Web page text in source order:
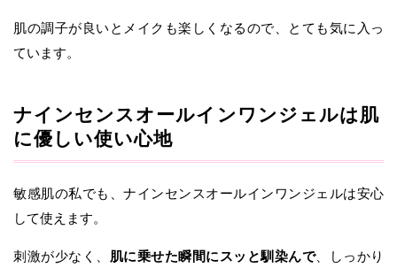
肌の調子が良いとメイクも楽しくなるので、とても気に入っ
ています。
ナインセンスオールインワンジェルは肌
に優しい使い心地
敏感肌の私でも、ナインセンスオールインワンジェルは安心
して使えます。
刺激が少なく、 肌に乗せた瞬間にスッと馴染んで、しっかり